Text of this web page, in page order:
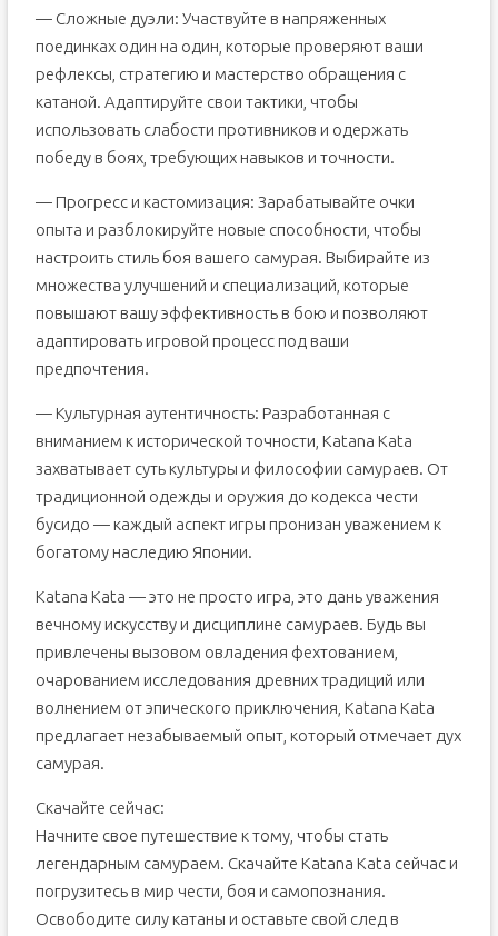
— Сложные дуэли: Участвуйте в напряженных
поединках один на один, которые проверяют ваши
рефлексы, стратегию и мастерство обращения с
катаной. Адаптируйте свои тактики, чтобы
использовать слабости противников и одержать
победу в боях, требующих навыков и точности.
— Прогресс и кастомизация: Зарабатывайте очки
опыта и разблокируйте новые способности, чтобы
настроить стиль боя вашего самурая. Выбирайте из
множества улучшений и специализаций, которые
повышают вашу эффективность в бою и позволяют
адаптировать игровой процесс под ваши
предпочтения.
— Культурная аутентичность: Разработанная с
вниманием к исторической точности, Katana Kata
захватывает суть культуры и философии самураев. От
традиционной одежды и оружия до кодекса чести
бусидо — каждый аспект игры пронизан уважением к
богатому наследию Японии.
Katana Kata — это не просто игра, это дань уважения
вечному искусству и дисциплине самураев. Будь вы
привлечены вызовом овладения фехтованием,
очарованием исследования древних традиций или
волнением от эпического приключения, Katana Kata
предлагает незабываемый опыт, который отмечает дух
самурая.
Скачайте сейчас:
Начните свое путешествие к тому, чтобы стать
легендарным самураем. Скачайте Katana Kata сейчас и
погрузитесь в мир чести, боя и самопознания.
Освободите силу катаны и оставьте свой след в